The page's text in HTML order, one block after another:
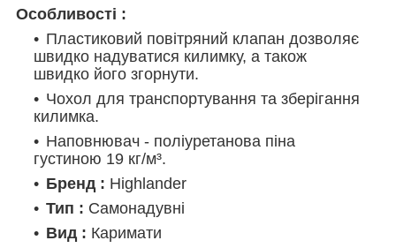
Особливості :
Пластиковий повітряний клапан дозволяє
швидко надуватися килимку, а також
швидко його згорнути.
Чохол для транспортування та зберігання
килимка.
Наповнювач - поліуретанова піна
густиною 19 кг/м³.
Бренд : Highlander
Тип : Самонадувні
Вид : Каримати